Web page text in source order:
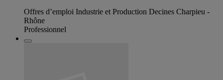
Offres d’emploi Industrie et Production Decines Charpieu -
Rhône
Professionnel